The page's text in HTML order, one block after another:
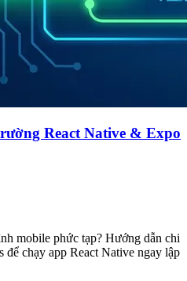
React Native & Expo
mobile phức tạp? Hướng dẫn chi
chạy app React Native ngay lập